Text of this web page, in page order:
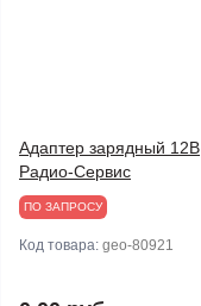
Адаптер зарядный 12В
Радио-Сервис
ПО ЗАПРОСУ
Код товара: geo-80921